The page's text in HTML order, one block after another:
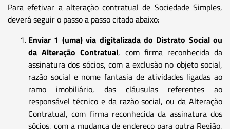
Para efetivar a alteração contratual de Sociedade Simples,
deverá seguir o passo a passo citado abaixo:
Enviar 1 (uma) via digitalizada do Distrato Social ou
da Alteração Contratual, com firma reconhecida da
assinatura dos sócios, com a exclusão no objeto social,
razão social e nome fantasia de atividades ligadas ao
ramo imobiliário, das cláusulas referentes ao
responsável técnico e da razão social, ou da Alteração
Contratual, com firma reconhecida da assinatura dos
sócios, com a mudança de endereço para outra Região,